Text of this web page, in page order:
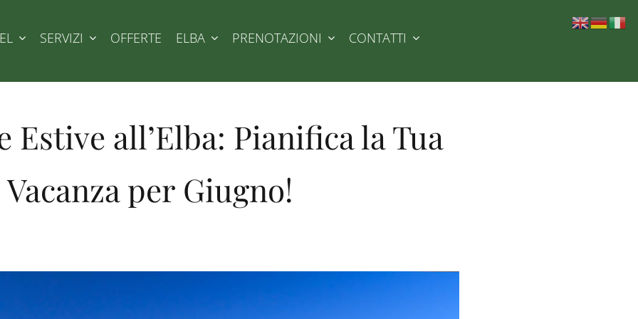
SERVIZI OFFERTE ELBA PRENOTAZIONI CONTATTI
Estive all’Elba: Pianifica la Tua
Vacanza per Giugno!